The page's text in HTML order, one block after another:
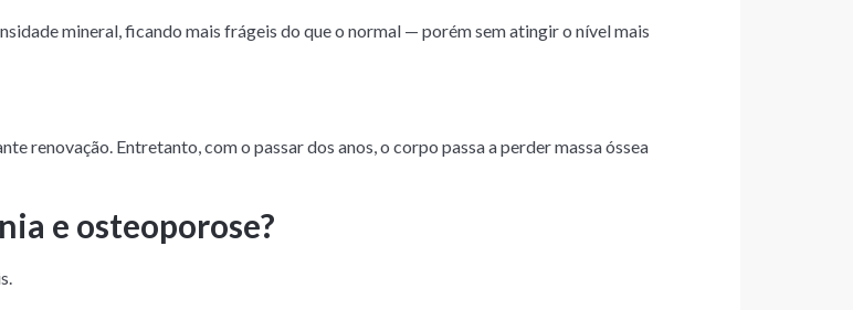
mineral, ficando mais frágeis do que o normal — porém sem atingir o nível mais
renovação. Entretanto, com o passar dos anos, o corpo passa a perder massa óssea
e osteoporose?